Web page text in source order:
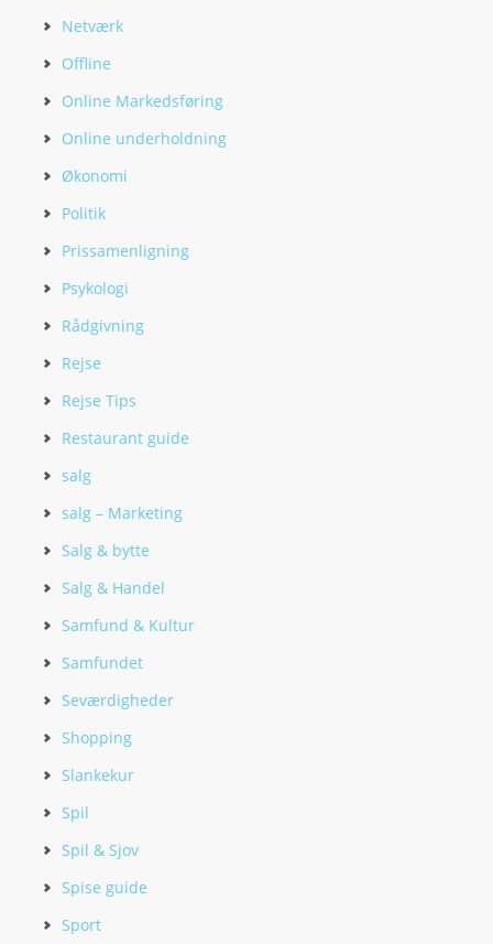
Netværk
Offline
Online Markedsføring
Online underholdning
Økonomi
Politik
Prissamenligning
Psykologi
Rådgivning
Rejse
Rejse Tips
Restaurant guide
salg
salg – Marketing
Salg & bytte
Salg & Handel
Samfund & Kultur
Samfundet
Seværdigheder
Shopping
Slankekur
Spil
Spil & Sjov
Spise guide
Sport